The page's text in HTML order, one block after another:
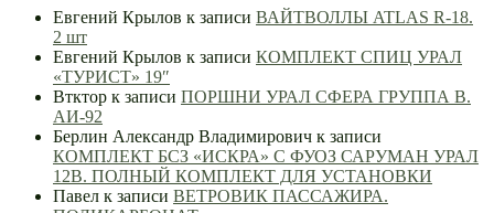
Евгений Крылов к записи ВАЙТВОЛЛЫ ATLAS R-18.
2 шт
Евгений Крылов к записи КОМПЛЕКТ СПИЦ УРАЛ
«ТУРИСТ» 19″
Втктор к записи ПОРШНИ УРАЛ СФЕРА ГРУППА В.
АИ-92
Берлин Александр Владимирович к записи
КОМПЛЕКТ БСЗ «ИСКРА» С ФУОЗ САРУМАН УРАЛ
12В. ПОЛНЫЙ КОМПЛЕКТ ДЛЯ УСТАНОВКИ
Павел к записи ВЕТРОВИК ПАССАЖИРА.